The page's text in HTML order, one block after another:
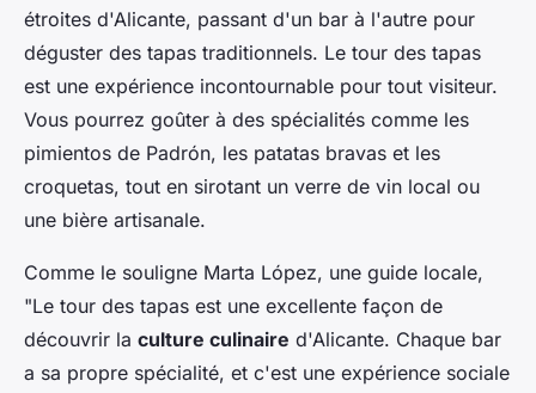
étroites d'Alicante, passant d'un bar à l'autre pour
déguster des tapas traditionnels. Le tour des tapas
est une expérience incontournable pour tout visiteur.
Vous pourrez goûter à des spécialités comme les
pimientos de Padrón, les patatas bravas et les
croquetas, tout en sirotant un verre de vin local ou
une bière artisanale.
Comme le souligne Marta López, une guide locale,
"Le tour des tapas est une excellente façon de
découvrir la culture culinaire d'Alicante. Chaque bar
a sa propre spécialité, et c'est une expérience sociale